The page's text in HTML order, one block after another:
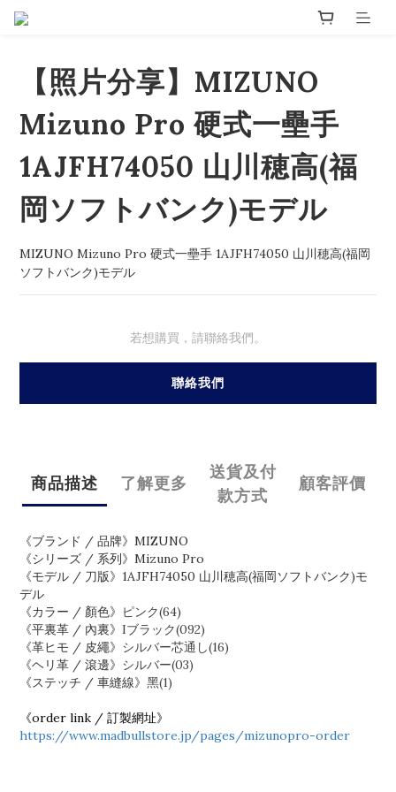
【照片分享】MIZUNO
Mizuno Pro 硬式一壘手
1AJFH74050 ⼭川穂⾼(福
岡ソフトバンク)モデル
MIZUNO Mizuno Pro 硬式一壘手 1AJFH74050 ⼭川穂⾼(福岡
ソフトバンク)モデル
若想購買，請聯絡我們。
聯絡我們
商品描述 了解更多
送貨及付
款方式
顧客評價
《ブランド / 品牌》MIZUNO
《シリーズ / 系列》Mizuno Pro
《モデル / 刀版》1AJFH74050 ⼭川穂⾼(福岡ソフトバンク)モ
デル
《カラー / 顏色》 ピンク(64)
《平裏革 / 內裏》 Iブラック(092)
《革ヒモ / 皮繩》 シルバー芯通し(16)
《ヘリ革 / 滾邊》 シルバー(03)
《ステッチ / 車縫線》 ⿊(1)
《order link / 訂製網址》
https://www.madbullstore.jp/pages/mizunopro-order